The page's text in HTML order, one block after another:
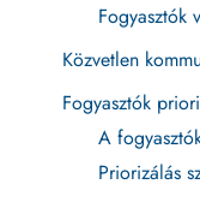
Fogyasztók
Közvetlen
Fogyasztók
A
Priorizálás